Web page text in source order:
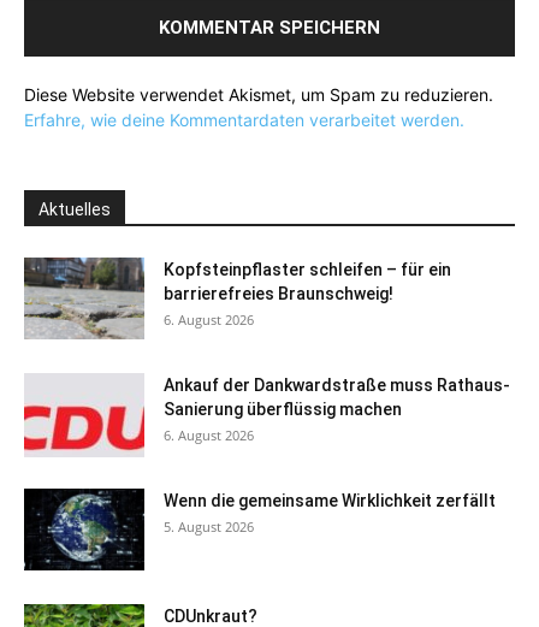
Diese Website verwendet Akismet, um Spam zu reduzieren.
Erfahre, wie deine Kommentardaten verarbeitet werden.
Aktuelles
Kopfsteinpflaster schleifen – für ein
barrierefreies Braunschweig!
6. August 2026
Ankauf der Dankwardstraße muss Rathaus-
Sanierung überflüssig machen
6. August 2026
Wenn die gemeinsame Wirklichkeit zerfällt
5. August 2026
CDUnkraut?